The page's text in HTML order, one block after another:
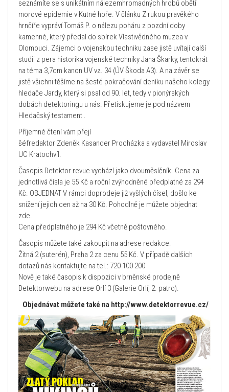
seznámíte se s unikátním nálezemhromadných hrobů obětí
morové epidemie v Kutné hoře. V článku Z rukou pravěkého
hrnčíře vypráví Tomáš P. o nálezu poháru z pozdní doby
kamenné, který předal do sbírek Vlastivědného muzea v
Olomouci. Zájemci o vojenskou techniku zase jistě uvítají další
studii z pera historika vojenské techniky Jana Škarky, tentokrát
na téma 3,7cm kanon UV vz. 34 (ÚV Škoda A3). A na závěr se
jistě všichni těšíme na šesté pokračování deníku našeho kolegy
hledače Jardy, který si psal od 90. let, tedy v pionýrských
dobách detektoringu u nás. Přetiskujeme je pod názvem
Hledačský testament .
Příjemné čtení vám přejí
šéfredaktor Zdeněk Kasander Procházka a vydavatel Miroslav
UC Kratochvíl.
Časopis Detektor revue vychází jako dvouměsíčník. Cena za
jednotlivá čísla je 55 Kč a roční zvýhodněné předplatné za 294
Kč. OBJEDNAT V rámci doprodeje již vyšlých čísel, došlo ke
snížení jejich cen až na 30 Kč. Pohodlně je můžete objednat
zde.
Cena předplatného je 294 Kč včetně poštovného.
Časopis můžete také zakoupit na adrese redakce:
Žitná 2 (suterén), Praha 2 za cenu 55 Kč. V případě dalších
dotazů nás kontaktujte na tel.: 720 100 200
Nově je také časopis k dispozici v brněnské prodejně
Detektorwebu na adrese Orlí 3 (Galerie Orlí, 2. patro).
Objednávat můžete také na http://www.detektorrevue.cz/